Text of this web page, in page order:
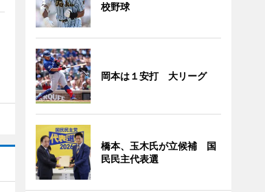
校野球
岡本は１安打 大リーグ
橋本、玉木氏が立候補 国
民民主代表選